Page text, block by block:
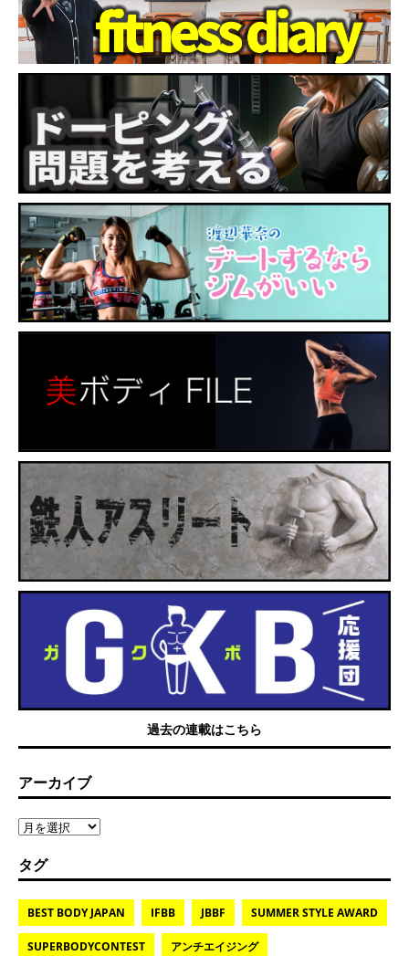
過去の連載はこちら
アーカイブ
タグ
BEST BODY JAPAN IFBB JBBF SUMMER STYLE AWARD
SUPERBODYCONTEST アンチエイジング